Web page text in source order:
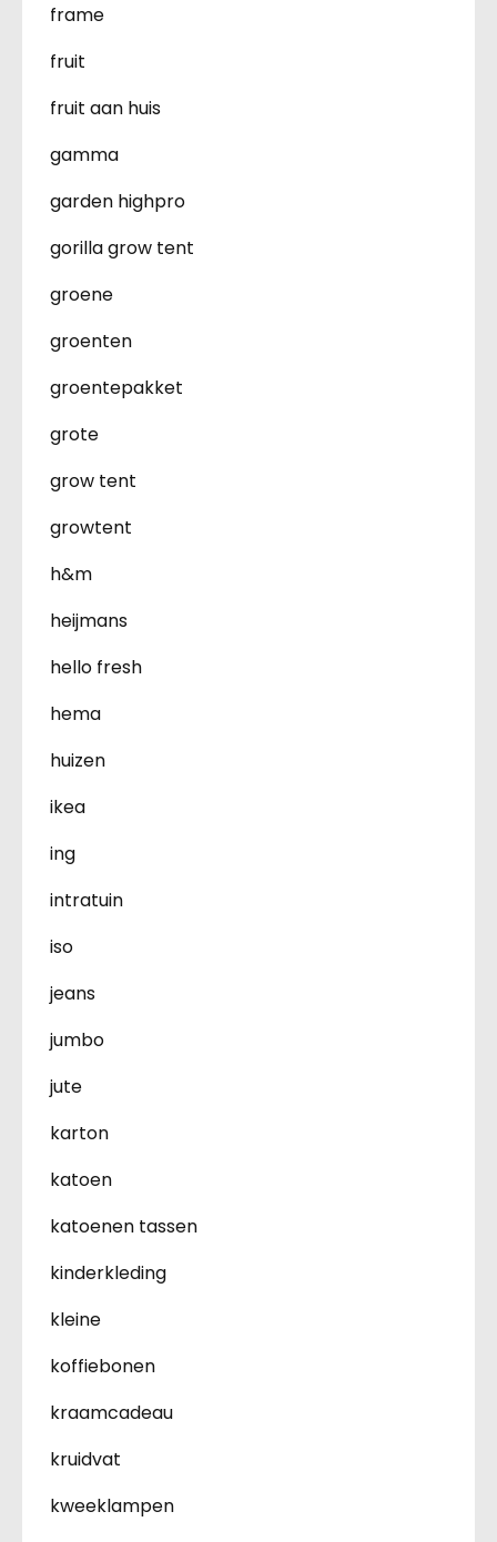
frame
fruit
fruit aan huis
gamma
garden highpro
gorilla grow tent
groene
groenten
groentepakket
grote
grow tent
growtent
h&m
heijmans
hello fresh
hema
huizen
ikea
ing
intratuin
iso
jeans
jumbo
jute
karton
katoen
katoenen tassen
kinderkleding
kleine
koffiebonen
kraamcadeau
kruidvat
kweeklampen